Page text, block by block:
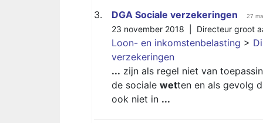
3. DGA Sociale verzekeringen 27
23 november 2018 | Directeur groot
Loon- en inkomstenbelasting >
verzekeringen
... zijn als regel niet van
de sociale wetten en als gevolg
ook niet in ...